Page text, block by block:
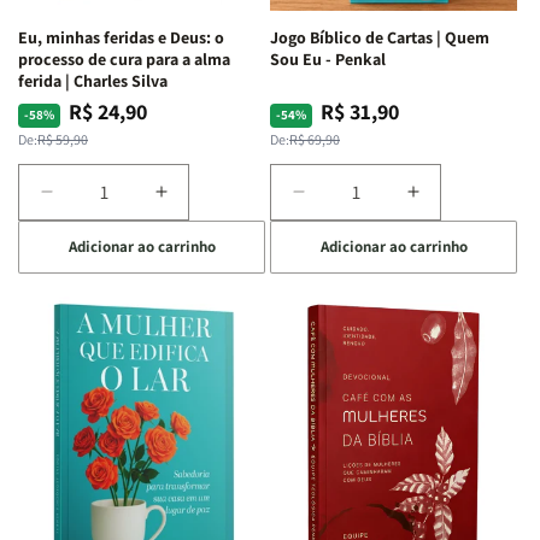
Espirituais
|
Estela
Espirituais
|
Eu, minhas feridas e Deus: o
processo de cura para a alma
ferida | Charles Silva
-58%
Preço
normal
De:R$ 59,90
Preço
promocional
R$ 24,90
Diminuir
a
quantidade
de
Eu,
minhas
feridas
e
Deus:
o
processo
de
cura
para
Aumentar
a
quantidade
de
Eu,
minhas
feridas
e
Deus:
o
processo
de
cura
para
Adicionar ao carrinho
Jogo Bíblico de Cartas | Quem
Sou Eu - Penkal
-54%
Preço
normal
De:R$ 69,90
Preço
promocional
R$ 31,90
Diminuir
a
quantidade
de
Jogo
Bíblico
de
Cartas
Quem
Sou
Eu
Penkal
Aumentar
a
quantidade
de
Jogo
Bíblico
Cartas
|
Quem
Sou
Eu
-
Penkal
Adicionar ao carrinho